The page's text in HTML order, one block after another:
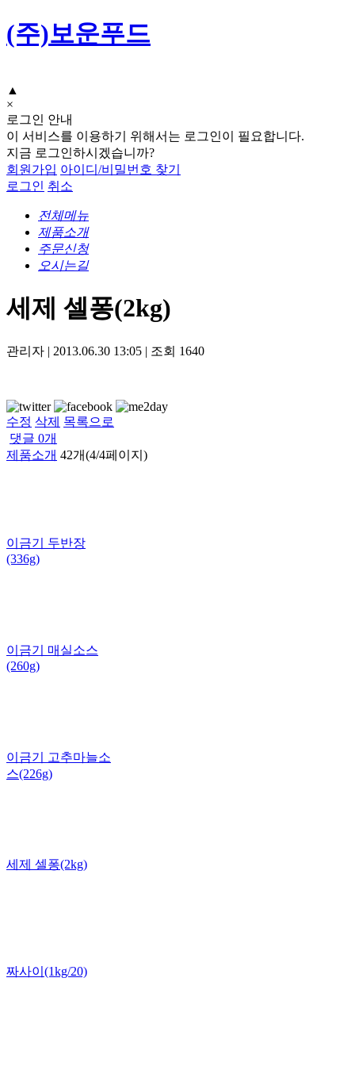
(주)보운푸드
▲
×
로그인 안내
이 서비스를 이용하기 위해서는 로그인이 필요합니다.
지금 로그인하시겠습니까?
회원가입 아이디/비밀번호 찾기
로그인 취소
전체메뉴
제품소개
주문신청
오시는길
세제 셀퐁(2kg)
관리자 | 2013.06.30 13:05 | 조회 1640
수정 삭제 목록으로
댓글 0개
제품소개 42개(4/4페이지)
이금기 두반장
(336g)
이금기 매실소스
(260g)
이금기 고추마늘소
스(226g)
세제 셀퐁(2kg)
짜사이(1kg/20)